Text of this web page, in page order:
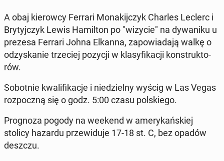
A obaj kie­row­cy Ferrari Mo­na­kij­czyk Charles Leclerc i
Bry­tyj­czyk Lewis Ha­mil­ton po "wizycie" na dy­wa­ni­ku u
prezesa Ferrari Johna Elkanna, za­po­wia­da­ją walkę o
od­zy­ska­nie trze­ciej pozycji w kla­sy­fi­ka­cji kon­struk­to­
rów.
So­bot­nie kwa­li­fi­ka­cje i nie­dziel­ny wyścig w Las Vegas
roz­pocz­ną się o godz. 5:00 czasu pol­skie­go.
Pro­gno­za pogody na weekend w ame­ry­kań­skiej
stolicy hazardu prze­wi­du­je 17-18 st. C, bez opadów
deszczu.